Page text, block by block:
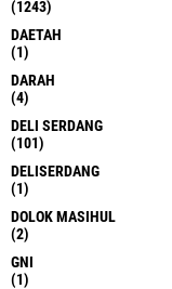
(1243)
DAETAH
(1)
DARAH
(4)
DELI SERDANG
(101)
DELISERDANG
(1)
DOLOK MASIHUL
(2)
GNI
(1)